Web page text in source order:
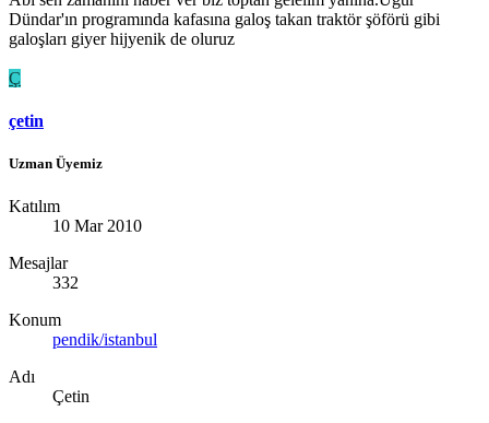
Dündar'ın programında kafasına galoş takan traktör şöförü gibi
galoşları giyer hijyenik de oluruz
Ç
çetin
Uzman Üyemiz
Katılım
10 Mar 2010
Mesajlar
332
Konum
pendik/istanbul
Adı
Çetin